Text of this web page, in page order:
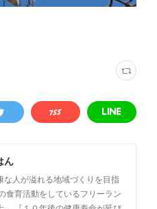
ん
な人が溢れる地域づくりを目指
食育活動をしているフリーラン